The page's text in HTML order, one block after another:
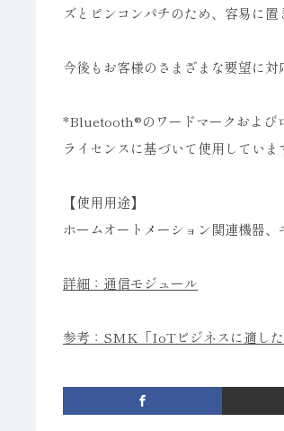
ズとピンコンパチのため、容易に置
今後もお客様のさまざまな要望に
*Bluetooth®のワードマークおよび
ライセンスに基づいて使用していま
【使用用途】
ホームオートメーション関連機器
詳細：通信モジュール
参考：SMK「IoTビジネスに適し